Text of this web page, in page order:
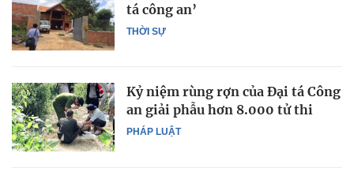
THỜI SỰ
tá công an’
PHÁP LUẬT
Kỷ niệm rùng rợn của Đại tá Công
an giải phẫu hơn 8.000 tử thi